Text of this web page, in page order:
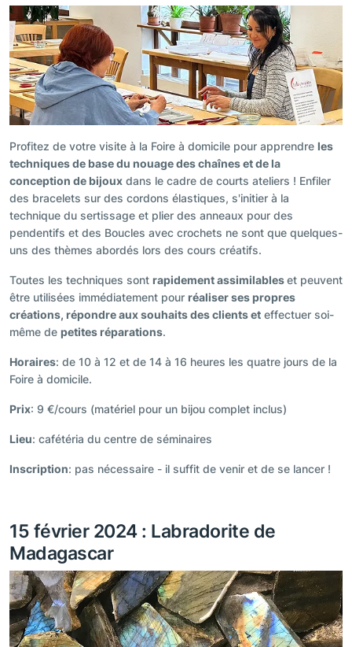
Profitez de votre visite à la Foire à domicile pour apprendre les
techniques de base du nouage des chaînes et de la
conception de bijoux dans le cadre de courts ateliers ! Enfiler
des bracelets sur des cordons élastiques, s'initier à la
technique du sertissage et plier des anneaux pour des
pendentifs et des Boucles avec crochets ne sont que quelques-
uns des thèmes abordés lors des cours créatifs.
Toutes les techniques sont rapidement assimilableset peuvent
être utilisées immédiatement pour réaliser ses propres
créations, répondre aux souhaits des clients et effectuer soi-
même de petites réparations.
Horaires: de 10 à 12 et de 14 à 16 heures les quatre jours de la
Foire à domicile.
Prix: 9 €/cours (matériel pour un bijou complet inclus)
Lieu: cafétéria du centre de séminaires
Inscription: pas nécessaire - il suffit de venir et de se lancer !
15 février 2024 : Labradorite de
Madagascar